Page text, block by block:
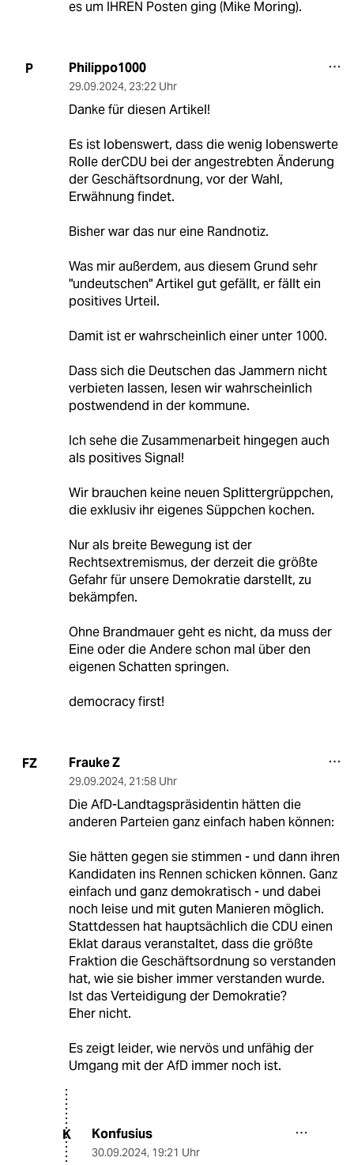
es um IHREN Posten ging (Mike Moring).
P Philippo1000
29.09.2024, 23:22 Uhr
Danke für diesen Artikel!
Es ist lobenswert, dass die wenig lobenswerte
Rolle derCDU bei der angestrebten Änderung
der Geschäftsordnung, vor der Wahl,
Erwähnung findet.
Bisher war das nur eine Randnotiz.
Was mir außerdem, aus diesem Grund sehr
"undeutschen" Artikel gut gefällt, er fällt ein
positives Urteil.
Damit ist er wahrscheinlich einer unter 1000.
Dass sich die Deutschen das Jammern nicht
verbieten lassen, lesen wir wahrscheinlich
postwendend in der kommune.
Ich sehe die Zusammenarbeit hingegen auch
als positives Signal!
Wir brauchen keine neuen Splittergrüppchen,
die exklusiv ihr eigenes Süppchen kochen.
Nur als breite Bewegung ist der
Rechtsextremismus, der derzeit die größte
Gefahr für unsere Demokratie darstellt, zu
bekämpfen.
Ohne Brandmauer geht es nicht, da muss der
Eine oder die Andere schon mal über den
eigenen Schatten springen.
democracy first!
FZ Frauke Z
29.09.2024, 21:58 Uhr
Die AfD-Landtagspräsidentin hätten die
anderen Parteien ganz einfach haben können:
Sie hätten gegen sie stimmen - und dann ihren
Kandidaten ins Rennen schicken können. Ganz
einfach und ganz demokratisch - und dabei
noch leise und mit guten Manieren möglich.
Stattdessen hat hauptsächlich die CDU einen
Eklat daraus veranstaltet, dass die größte
Fraktion die Geschäftsordnung so verstanden
hat, wie sie bisher immer verstanden wurde.
Ist das Verteidigung der Demokratie?
Eher nicht.
Es zeigt leider, wie nervös und unfähig der
Umgang mit der AfD immer noch ist.
K Konfusius
30.09.2024, 19:21 Uhr